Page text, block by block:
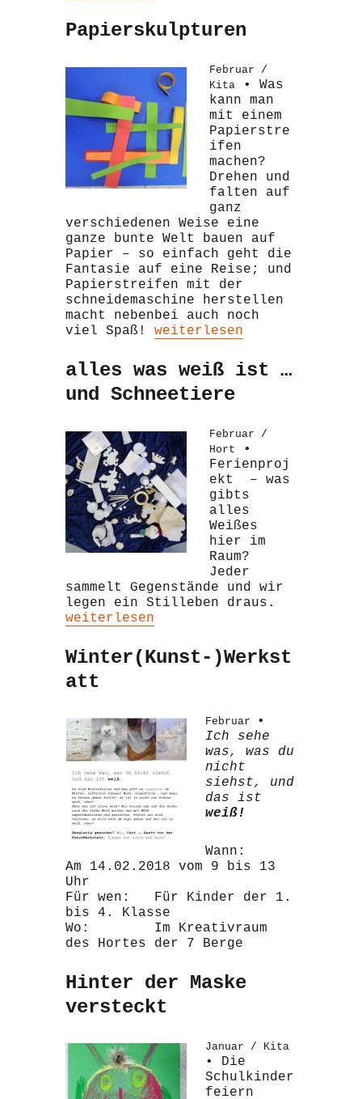
Papierskulpturen
Februar /
Kita• Was
kann man
mit einem
Papierstre
ifen
machen?
Drehen und
falten auf
ganz
verschiedenen Weise eine
ganze bunte Welt bauen auf
Papier – so einfach geht die
Fantasie auf eine Reise; und
Papierstreifen mit der
schneidemaschine herstellen
macht nebenbei auch noch
viel Spaß! „Papierskulpturen“
weiterlesen
alles was weiß ist …
und Schneetiere
Februar /
Hort
•
Ferienproj
ekt – was
gibts
alles
Weißes
hier im
Raum?
Jeder
sammelt Gegenstände und wir
legen ein Stilleben draus.
„alles was weiß ist … und
weiterlesen
Winter(Kunst-)Werkst
att
Februar
•
Ich sehe
was, was du
nicht
siehst, und
das ist
weiß!
Wann:
Am 14.02.2018 vom 9 bis 13
Uhr
Für wen: Für Kinder der 1.
bis 4. Klasse
Wo: Im Kreativraum
des Hortes der 7 Berge
Hinter der Maske
versteckt
Januar / Kita
• Die
Schulkinder
feiern